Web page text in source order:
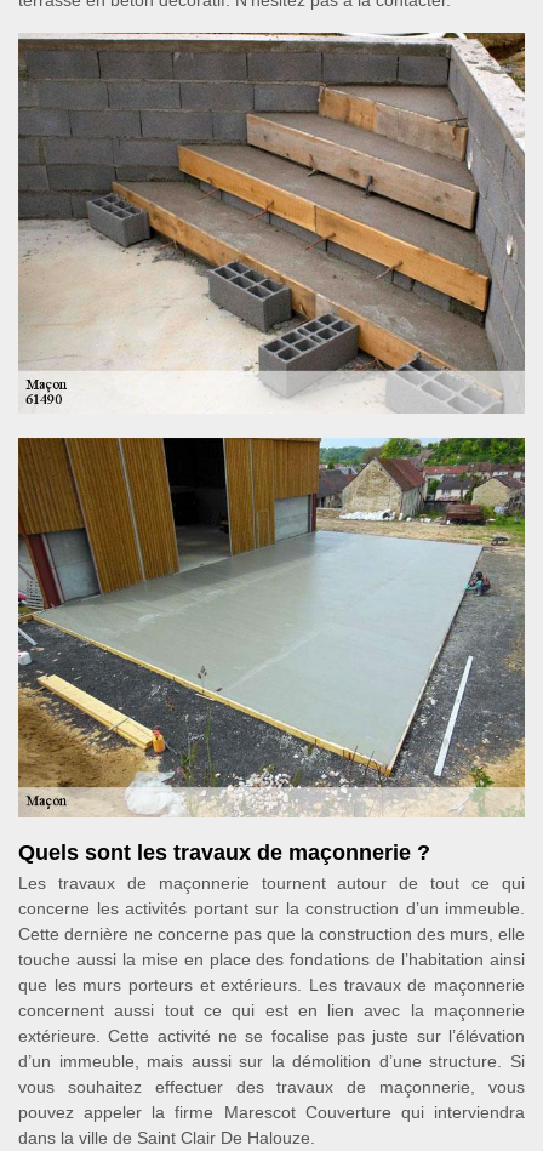
Quels sont les travaux de maçonnerie ?
Les travaux de maçonnerie tournent autour de tout ce qui
concerne les activités portant sur la construction d’un immeuble.
Cette dernière ne concerne pas que la construction des murs, elle
touche aussi la mise en place des fondations de l’habitation ainsi
que les murs porteurs et extérieurs. Les travaux de maçonnerie
concernent aussi tout ce qui est en lien avec la maçonnerie
extérieure. Cette activité ne se focalise pas juste sur l’élévation
d’un immeuble, mais aussi sur la démolition d’une structure. Si
vous souhaitez effectuer des travaux de maçonnerie, vous
pouvez appeler la firme Marescot Couverture qui interviendra
dans la ville de Saint Clair De Halouze.